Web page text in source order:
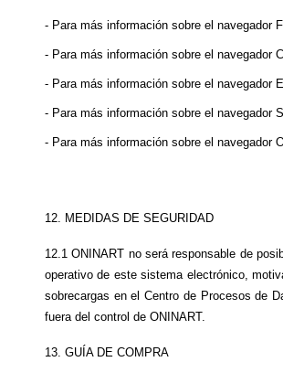
- Para más información sobre el navegador
- Para más información sobre el navegador
- Para más información sobre el navegador
- Para más información sobre el navegador
- Para más información sobre el navegador
12. MEDIDAS DE SEGURIDAD
12.1 ONINART no será responsable de
operativo de este sistema electrónico,
sobrecargas en el Centro de Procesos de
fuera del control de ONINART.
13. GUÍA DE COMPRA